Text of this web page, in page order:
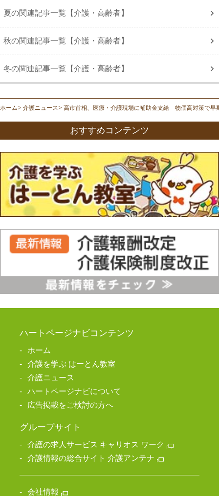
夏の関連記事一覧【介護・高齢者】
秋の関連記事一覧【介護・高齢者】
冬の関連記事一覧【介護・高齢者】
ホーム 介護ニュース 高市首相、医療・介護現場に補助金支給 物価高対策で
おすすめコンテンツ
ハートページナビコンテンツ
ホーム
介護を学ぶ はーとん教室
介護ニュース
ハートページナビについて
広告掲載をご検討の方へ
グループサイト
介護の求人サービス キャリオス ワーク
介護情報の総合サイト 介護アンテナ
会社情報